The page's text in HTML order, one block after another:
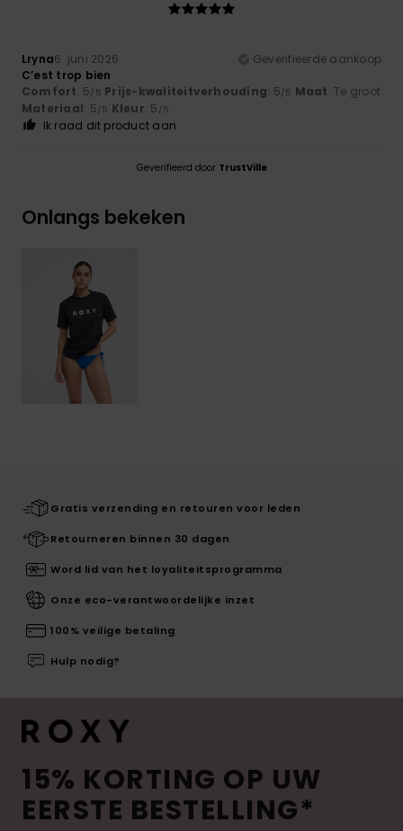
Lryna6. juni 2026
Geverifieerde aankoop
C’est trop bien
Comfort: 5/5 Prijs-kwaliteitverhouding: 5/5 Maat: Te groot
Materiaal: 5/5 Kleur: 5 /5
Ik raad dit product aan
Geverifieerd door TrustVille
Onlangs bekeken
Gratis verzending en retouren voor leden
Retourneren binnen 30 dagen
Word lid van het loyaliteitsprogramma
Onze eco-verantwoordelijke inzet
100% veilige betaling
Hulp nodig?
15% KORTING OP UW
EERSTE BESTELLING*